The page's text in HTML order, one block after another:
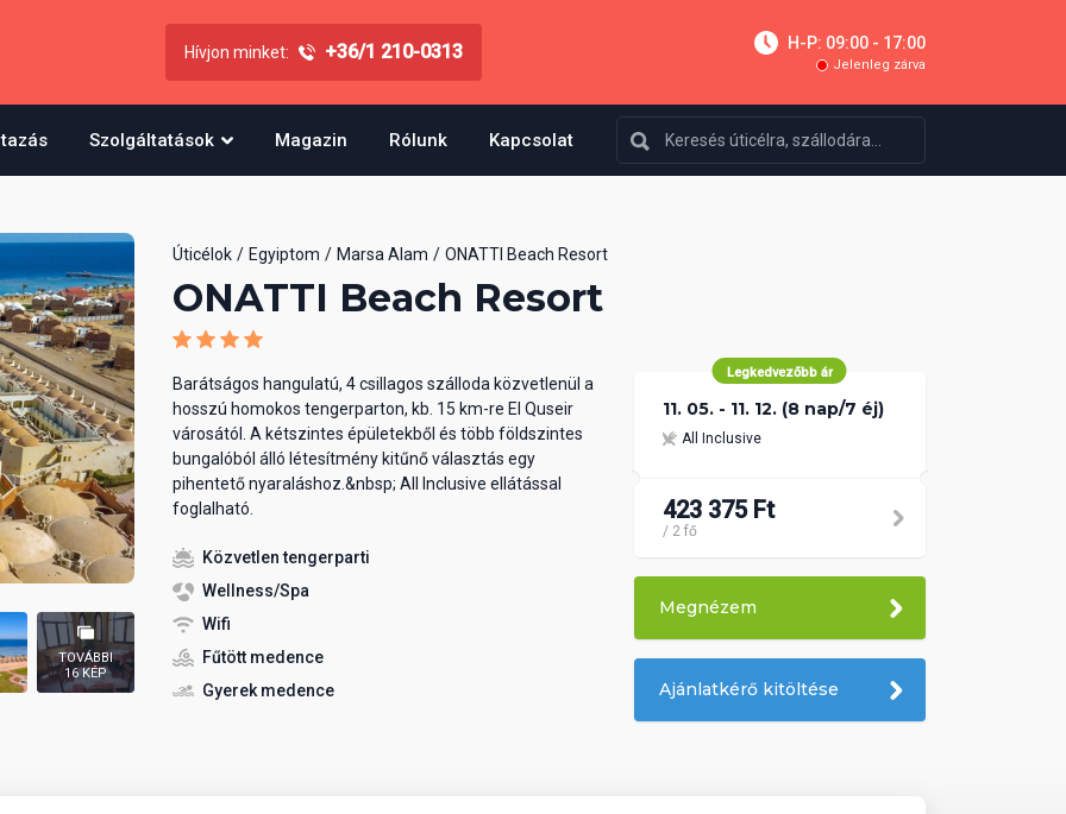
Hívjon minket: +36/1 210-0313 H-P: 09:00 - 17:00
Jelenleg zárva
Szolgáltatások Magazin Rólunk Kapcsolat
TOVÁBBI
16 KÉP
Úticélok Egyiptom Marsa Alam ONATTI Beach Resort
ONATTI Beach Resort
Barátságos hangulatú, 4 csillagos szálloda közvetlenül a
hosszú homokos tengerparton, kb. 15 km-re El Quseir
városától. A kétszintes épületekből és több földszintes
bungalóból álló létesítmény kitűnő választás egy
pihentető nyaraláshoz.&nbsp; All Inclusive ellátással
foglalható.
Közvetlen tengerparti
Wellness/Spa
Wifi
Fűtött medence
Gyerek medence
Legkedvezőbb ár
11. 05. - 11. 12. (8 nap/7 éj)
All Inclusive
423 375 Ft
/ 2 fő
Megnézem
Ajánlatkérő kitöltése